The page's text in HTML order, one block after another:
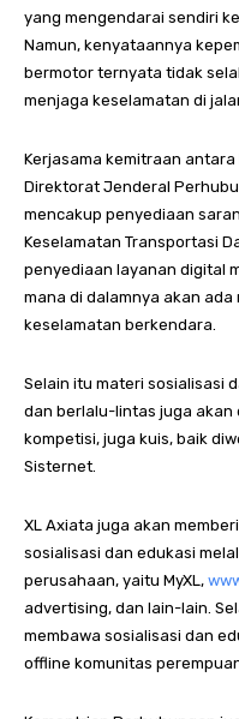
yang mengendarai sendiri
Namun, kenyataannya
bermotor ternyata tidak
menjaga keselamatan di
Kerjasama kemitraan
Direktorat Jenderal
mencakup penyediaan
Keselamatan Transportasi
penyediaan layanan digital
mana di dalamnya akan ada
keselamatan berkendara.
Selain itu materi sosialisasi
dan berlalu-lintas juga
kompetisi, juga kuis, baik di
Sisternet.
XL Axiata juga akan
sosialisasi dan edukasi
perusahaan, yaitu MyXL,
advertising, dan lain-lain.
membawa sosialisasi dan
offline komunitas